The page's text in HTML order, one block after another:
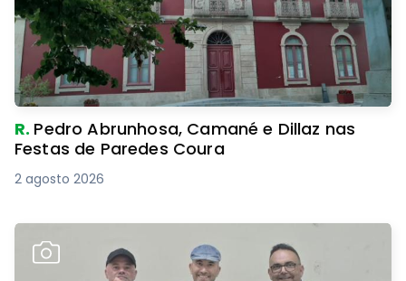
R. Pedro Abrunhosa, Camané e Dillaz nas
Festas de Paredes Coura
2 agosto 2026